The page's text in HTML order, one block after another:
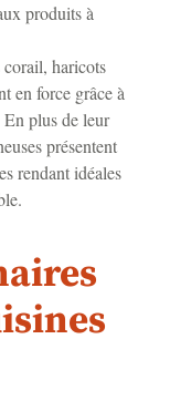
produits à
haricots
en force grâce à
plus de leur
présentent
rendant idéales